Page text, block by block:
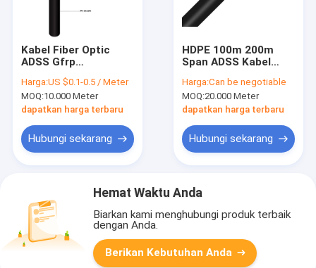
Kabel Fiber Optic
ADSS Gfrp
To144 Core Semua
Dielektrik
Harga:US $0.1-0.5 / Meter
MOQ:10.000 Meter
dapatkan harga terbaru
Hubungi sekarang
HDPE 100m 200m
Span ADSS Kabel
Pendukung Mandiri
48 96 Core
Harga:Can be negotiable
MOQ:20.000 Meter
dapatkan harga terbaru
Hubungi sekarang
Hemat Waktu Anda
Biarkan kami menghubungi produk terbaik
dengan Anda.
Berikan Kebutuhan Anda